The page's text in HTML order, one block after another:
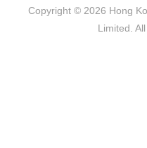
Copyright © 2026 Hong
Limited.